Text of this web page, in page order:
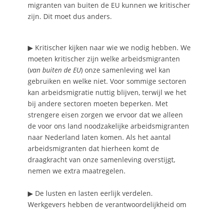
migranten van buiten de EU kunnen we kritischer
zijn. Dit moet dus anders.
▶ Kritischer kijken naar wie we nodig hebben. We
moeten kritischer zijn welke arbeidsmigranten
(van buiten de EU) onze samenleving wel kan
gebruiken en welke niet. Voor sommige sectoren
kan arbeidsmigratie nuttig blijven, terwijl we het
bij andere sectoren moeten beperken. Met
strengere eisen zorgen we ervoor dat we alleen
de voor ons land noodzakelijke arbeidsmigranten
naar Nederland laten komen. Als het aantal
arbeidsmigranten dat hierheen komt de
draagkracht van onze samenleving overstijgt,
nemen we extra maatregelen.
▶ De lusten en lasten eerlijk verdelen.
Werkgevers hebben de verantwoordelijkheid om